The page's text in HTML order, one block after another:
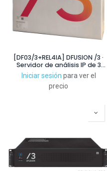
[DF03/3+REL4IA] DFUSION /3 ·
Servidor de análisis IP de 3
canales + REL4IA - Modulo
interno de 4 salidas
Iniciar sesión para ver el
precio